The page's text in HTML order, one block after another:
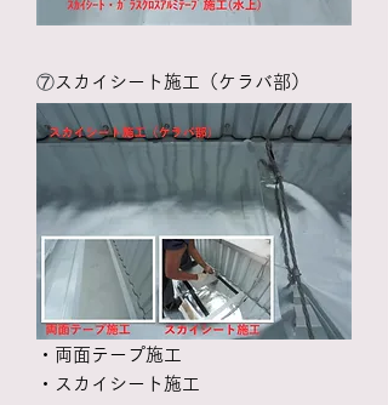
​⑦ スカイシート施工（ケラバ部）
・両面テープ施工
・スカイシート施工